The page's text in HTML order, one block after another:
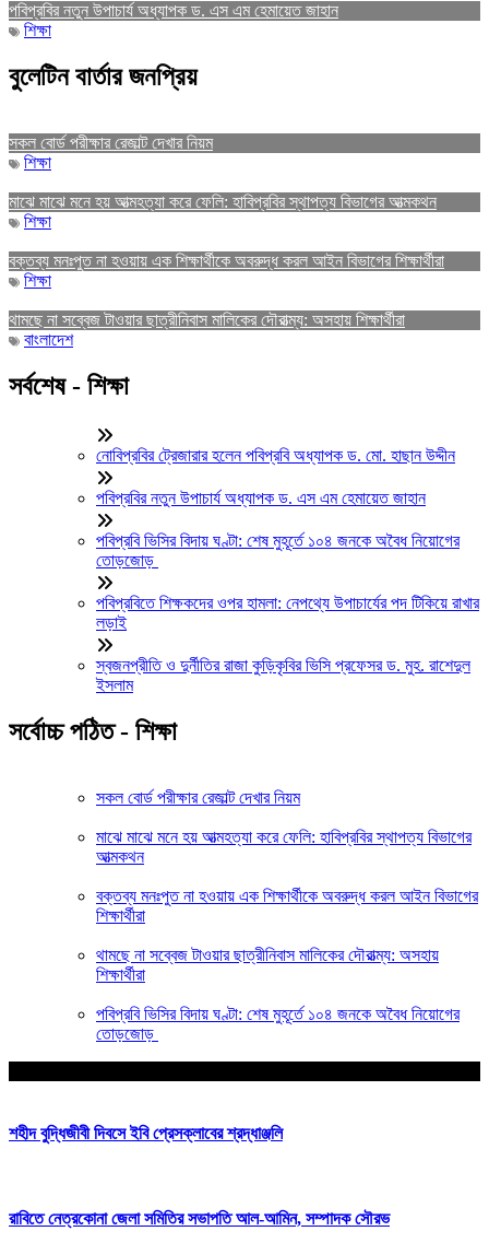
পবিপ্রবির নতুন উপাচার্য অধ্যাপক ড. এস এম হেমায়েত জাহান
শিক্ষা
বুলেটিন বার্তার জনপ্রিয়
সকল বোর্ড পরীক্ষার রেজাল্ট দেখার নিয়ম
শিক্ষা
মাঝে মাঝে মনে হয় আত্মহত্যা করে ফেলি: হাবিপ্রবির স্থাপত্য বিভাগের আত্মকথন
শিক্ষা
বক্তব্য মনঃপুত না হওয়ায় এক শিক্ষার্থীকে অবরুদ্ধ করল আইন বিভাগের শিক্ষার্থীরা
শিক্ষা
থামছে না সব্বেজ টাওয়ার ছাত্রীনিবাস মালিকের দৌরাত্ম্য: অসহায় শিক্ষার্থীরা
বাংলাদেশ
সর্বশেষ - শিক্ষা
নোবিপ্রবির ট্রেজারার হলেন পবিপ্রবি অধ্যাপক ড. মো. হাছান উদ্দীন
পবিপ্রবির নতুন উপাচার্য অধ্যাপক ড. এস এম হেমায়েত জাহান
পবিপ্রবি ভিসির বিদায় ঘণ্টা: শেষ মুহূর্তে ১০৪ জনকে অবৈধ নিয়োগের
তোড়জোড়
পবিপ্রবিতে শিক্ষকদের ওপর হামলা: নেপথ্যে উপাচার্যের পদ টিকিয়ে রাখার
লড়াই
স্বজনপ্রীতি ও দুর্নীতির রাজা কুড়িকৃবির ভিসি প্রফেসর ড. মুহ. রাশেদুল
ইসলাম
সর্বোচ্চ পঠিত - শিক্ষা
সকল বোর্ড পরীক্ষার রেজাল্ট দেখার নিয়ম
মাঝে মাঝে মনে হয় আত্মহত্যা করে ফেলি: হাবিপ্রবির স্থাপত্য বিভাগের
আত্মকথন
বক্তব্য মনঃপুত না হওয়ায় এক শিক্ষার্থীকে অবরুদ্ধ করল আইন বিভাগের
শিক্ষার্থীরা
থামছে না সব্বেজ টাওয়ার ছাত্রীনিবাস মালিকের দৌরাত্ম্য: অসহায়
শিক্ষার্থীরা
পবিপ্রবি ভিসির বিদায় ঘণ্টা: শেষ মুহূর্তে ১০৪ জনকে অবৈধ নিয়োগের
তোড়জোড়
শহীদ বুদ্ধিজীবী দিবসে ইবি প্রেসক্লাবের শ্রদ্ধাঞ্জলি
রাবিতে নেত্রকোনা জেলা সমিতির সভাপতি আল-আমিন, সম্পাদক সৌরভ